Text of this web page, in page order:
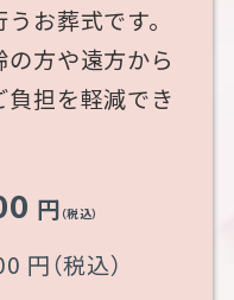
お葬式です。
方や遠方から
担を軽減でき
円 （税込）
円（税込）